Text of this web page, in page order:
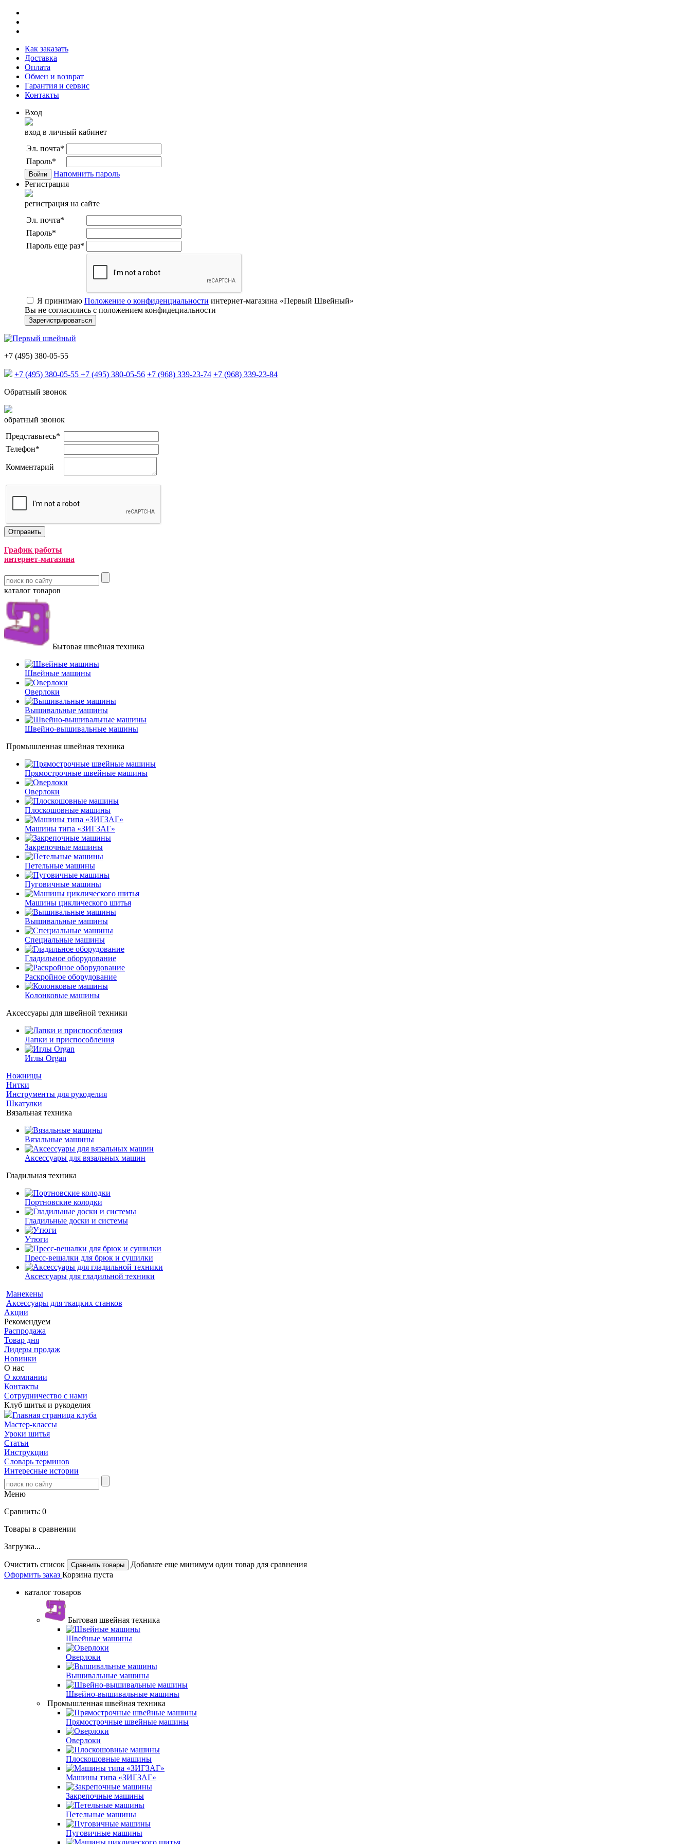
Как заказать
Доставка
Оплата
Обмен и возврат
Гарантия и сервис
Контакты
Вход
вход в личный кабинет
Эл. почта*
Пароль*
Напомнить пароль
Регистрация
регистрация на сайте
Эл. почта*
Пароль*
Пароль еще раз*
Я принимаю Положение о конфиденциальности интернет-магазина «Первый Швейный»
Вы не согласились с положением конфидециальности
+7 (495) 380-05-55
+7 (495) 380-05-55 +7 (495) 380-05-56 +7 (968) 339-23-74 +7 (968) 339-23-84
Обратный звонок
обратный звонок
Представьтесь*
Телефон*
Комментарий
График работы
интернет-магазина
каталог товаров
Бытовая швейная техника
Швейные машины
Оверлоки
Вышивальные машины
Швейно-вышивальные машины
Промышленная швейная техника
Прямострочные швейные машины
Оверлоки
Плоскошовные машины
Машины типа «ЗИГЗАГ»
Закрепочные машины
Петельные машины
Пуговичные машины
Машины циклического шитья
Вышивальные машины
Специальные машины
Гладильное оборудование
Раскройное оборудование
Колонковые машины
Аксессуары для швейной техники
Лапки и приспособления
Иглы Organ
Ножницы
Нитки
Инструменты для рукоделия
Шкатулки
Вязальная техника
Вязальные машины
Аксессуары для вязальных машин
Гладильная техника
Портновские колодки
Гладильные доски и системы
Утюги
Пресс-вешалки для брюк и сушилки
Аксессуары для гладильной техники
Манекены
Аксессуары для ткацких станков
Акции
Рекомендуем
Распродажа
Товар дня
Лидеры продаж
Новинки
О нас
О компании
Контакты
Сотрудничество с нами
Клуб шитья и рукоделия
Главная страница клуба
Мастер-классы
Уроки шитья
Статьи
Инструкции
Словарь терминов
Интересные истории
Меню
Сравнить: 0
Товары в сравнении
Загрузка...
Очистить список
Добавьте еще минимум один товар для сравнения
Оформить заказ Корзина пуста
каталог товаров
Бытовая швейная техника
Швейные машины
Оверлоки
Вышивальные машины
Швейно-вышивальные машины
Промышленная швейная техника
Прямострочные швейные машины
Оверлоки
Плоскошовные машины
Машины типа «ЗИГЗАГ»
Закрепочные машины
Петельные машины
Пуговичные машины